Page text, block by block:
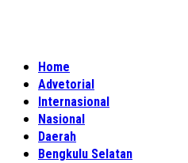
Home
Advetorial
Internasional
Nasional
Daerah
Bengkulu Selatan